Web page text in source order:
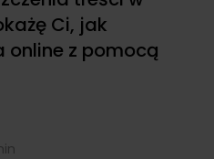
Ci, jak
online z pomocą